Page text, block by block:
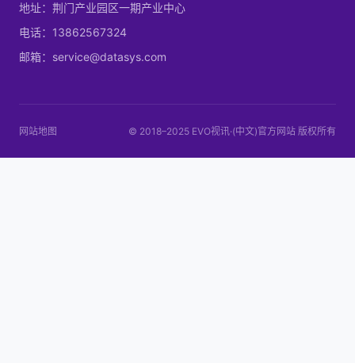
地址：荆门产业园区一期产业中心
电话：13862567324
邮箱：service@datasys.com
网站地图 © 2018–2025 EVO视讯·(中文)官方网站 版权所有